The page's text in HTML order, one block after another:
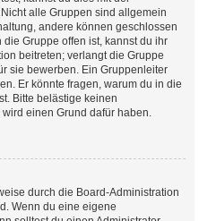
alle Gruppen sind allgemein
andere können geschlossen
Gruppe offen ist, kannst du ihr
beitreten; verlangt die Gruppe
sie bewerben. Ein Gruppenleiter
Er könnte fragen, warum du in die
Bitte belästige keinen
einen Grund dafür haben.
durch die Board-Administration
Wenn du eine eigene